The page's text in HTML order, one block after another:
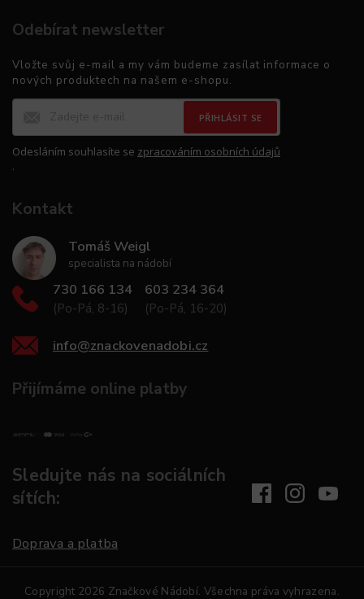
Odebírat newsletter
Vložte svůj e-mail a my vám budeme zasílat informace o
nových produktech na našem e-shopu.
PŘIHLÁSIT SE
Odesláním souhlasíte se zpracováním osobních údajů
.
Kontakt
Tomáš Weigl
specialista na nádobí
730 166 134
(Po-Pá, 8-16)
603 234 364
(Po-Pá, 16-20)
info@znackovenadobi.cz
Přijímáme online platby
Sledujte nás na sociálních
sítích:
Doprava a platba
Copyright 2026 Značkové Nádobí. Všechna práva vyhrazena.